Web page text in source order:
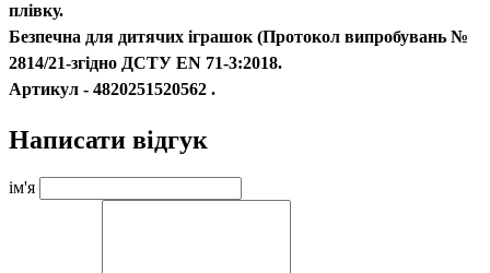
плівку.
Безпечна для дитячих іграшок (Протокол випробувань №
2814/21-згідно ДСТУ EN 71-3:2018.
Артикул - 4820251520562 .
Написати відгук
ім'я